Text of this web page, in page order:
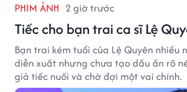
PHIM ẢNH 2 giờ trước
Tiếc cho bạn trai ca sĩ Lệ
Bạn trai kém tuổi của Lệ Quyên nhiều
diễn xuất nhưng chưa tạo dấu ấn rõ
giả tiếc nuối và chờ đợi một vai chính.